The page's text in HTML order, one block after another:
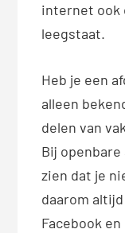
internet ook
leegstaat.
Heb je een
alleen
delen van
Bij
zien dat je
daarom
Facebook